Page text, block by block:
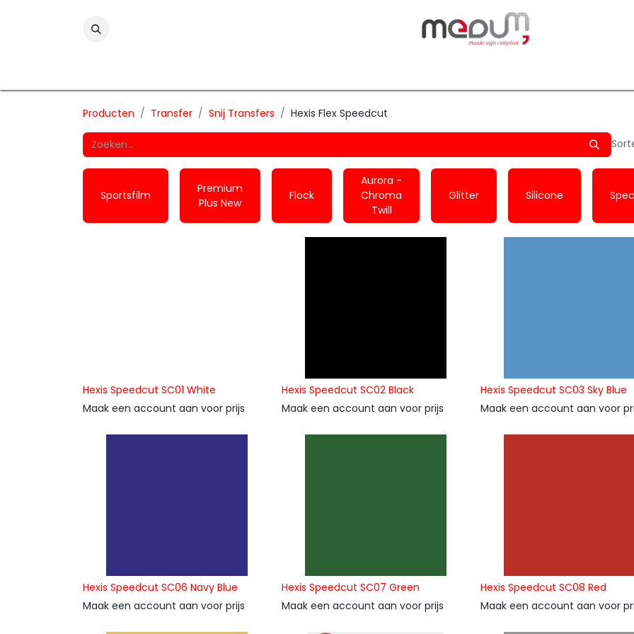
Producten Transfer Snij Transfers Hexis Flex Speedcut
Sportsfilm
Premium
Plus New
Flock
Aurora -
Chroma
Twill
Glitter Silicone
Hexis Speedcut SC01 White
Maak een account aan voor prijs
Hexis Speedcut SC02 Black
Maak een account aan voor prijs
Hexis Speedcut SC03 Sky Blue
Maak een account aan voor
Hexis Speedcut SC06 Navy Blue
Maak een account aan voor prijs
Hexis Speedcut SC07 Green
Maak een account aan voor prijs
Hexis Speedcut SC08 Red
Maak een account aan voor